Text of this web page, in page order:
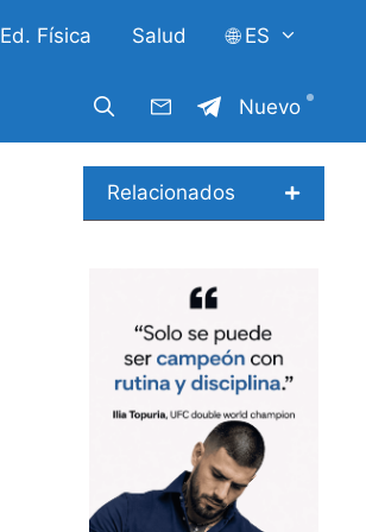
Ed. Física Salud 🌐 ES
Nuevo
Relacionados